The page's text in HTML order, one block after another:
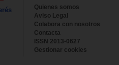
Quienes somos
Aviso Legal
Colabora con nosotros
Contacta
ISSN 2013-0627
Gestionar cookies